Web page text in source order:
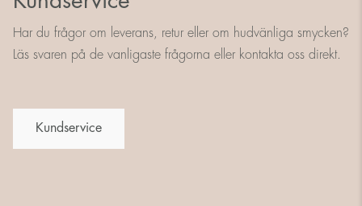
Har du frågor om leverans, retur eller om hudvänliga smycken?
Läs svaren på de vanligaste frågorna eller kontakta oss direkt.
Kundservice